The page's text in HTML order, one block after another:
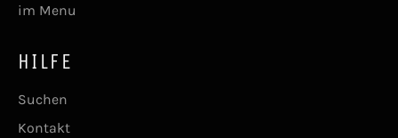
im Menu
HILFE
Suchen
Kontakt